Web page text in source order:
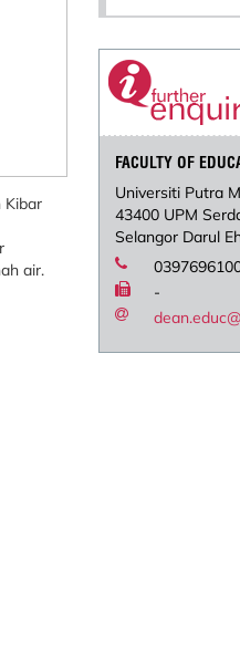
Kibar
air.
FACULTY OF
Universiti Putra
43400 UPM
Selangor Darul
-